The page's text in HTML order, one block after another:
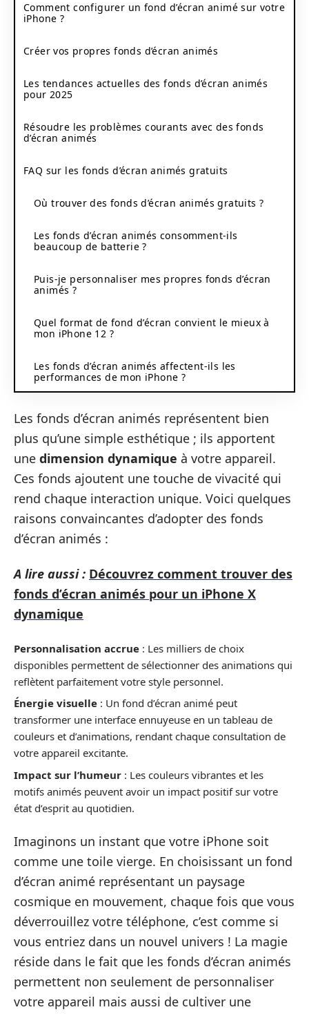
Comment configurer un fond d’écran animé sur votre
iPhone ?
Créer vos propres fonds d’écran animés
Les tendances actuelles des fonds d’écran animés
pour 2025
Résoudre les problèmes courants avec des fonds
d’écran animés
FAQ sur les fonds d’écran animés gratuits
Où trouver des fonds d’écran animés gratuits ?
Les fonds d’écran animés consomment-ils
beaucoup de batterie ?
Puis-je personnaliser mes propres fonds d’écran
animés ?
Quel format de fond d’écran convient le mieux à
mon iPhone 12 ?
Les fonds d’écran animés affectent-ils les
performances de mon iPhone ?
Les fonds d’écran animés représentent bien
plus qu’une simple esthétique ; ils apportent
une dimension dynamique à votre appareil.
Ces fonds ajoutent une touche de vivacité qui
rend chaque interaction unique. Voici quelques
raisons convaincantes d’adopter des fonds
d’écran animés :
A lire aussi : Découvrez comment trouver des
fonds d’écran animés pour un iPhone X
dynamique
Personnalisation accrue : Les milliers de choix
disponibles permettent de sélectionner des animations qui
reflètent parfaitement votre style personnel.
Énergie visuelle : Un fond d’écran animé peut
transformer une interface ennuyeuse en un tableau de
couleurs et d’animations, rendant chaque consultation de
votre appareil excitante.
Impact sur l’humeur : Les couleurs vibrantes et les
motifs animés peuvent avoir un impact positif sur votre
état d’esprit au quotidien.
Imaginons un instant que votre iPhone soit
comme une toile vierge. En choisissant un fond
d’écran animé représentant un paysage
cosmique en mouvement, chaque fois que vous
déverrouillez votre téléphone, c’est comme si
vous entriez dans un nouvel univers ! La magie
réside dans le fait que les fonds d’écran animés
permettent non seulement de personnaliser
votre appareil mais aussi de cultiver une